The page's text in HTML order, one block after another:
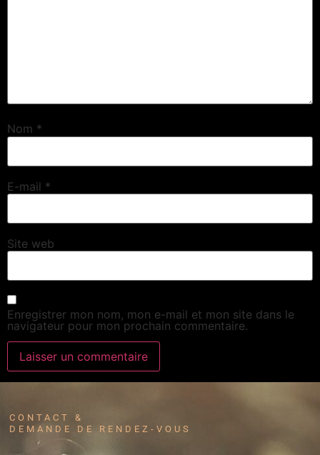
Nom *
E-mail *
Site web
Enregistrer mon nom, mon e-mail et mon site dans le
navigateur pour mon prochain commentaire.
CONTACT &
DEMANDE DE RENDEZ-VOUS